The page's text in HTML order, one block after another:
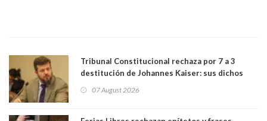
Tribunal Constitucional rechaza por 7 a 3
destitución de Johannes Kaiser: sus dichos
justicia constitucional porque no es diputado
07 August 2026